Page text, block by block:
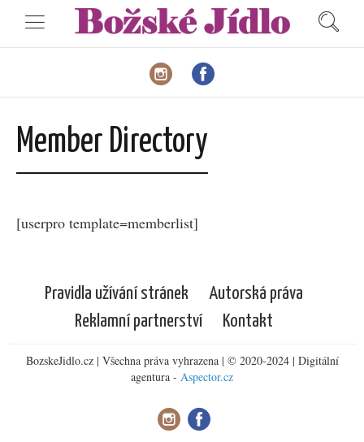
Member Directory
[userpro template=memberlist]
Pravidla užívání stránek
Autorská práva
Reklamní partnerství
Kontakt
BozskeJidlo.cz | Všechna práva vyhrazena | © 2020-2024 | Digitální
agentura - Aspector.cz